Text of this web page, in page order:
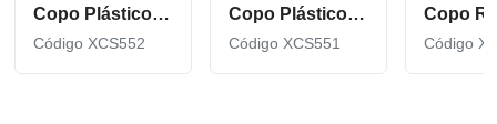
Copo Plástico de 550 ML com Tirante Personalizado XCS552
Código XCS552
Copo Plástico personalizado In Mold Label 360 XCS551
Código XCS551 Código